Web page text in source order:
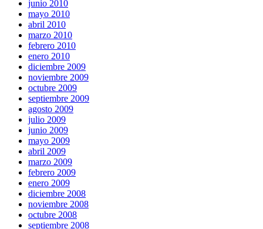
junio 2010
mayo 2010
abril 2010
marzo 2010
febrero 2010
enero 2010
diciembre 2009
noviembre 2009
octubre 2009
septiembre 2009
agosto 2009
julio 2009
junio 2009
mayo 2009
abril 2009
marzo 2009
febrero 2009
enero 2009
diciembre 2008
noviembre 2008
octubre 2008
septiembre 2008